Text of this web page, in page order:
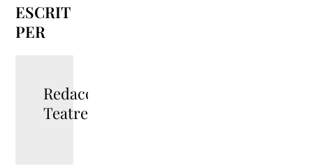
ESCRIT
PER
Redacció
TeatreBarcelona